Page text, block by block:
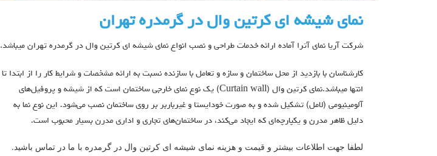
نمای شيشه ای كرتين وال در گرمدره تهران
شرکت آریا نمای آترا آماده ارائه خدمات طراحی و نصب انواع نمای شیشه ای کرتین وال در گرمدره تهران میباشد.
کارشناسان با بازدید از محل ساختمان و سازه و تعامل با سازنده نسبت به ارائه مشخصات و شرایط کار را از ابتدا تا
انتها میباشد.نمای کرتین وال (Curtain wall) یک نوع نمای خارجی ساختمان است که از شیشه و پروفیل‌های
آلومینیومی (لامل) تشکیل شده و به صورت خودایستا و غیرباربر بر روی ساختمان نصب می‌شود. این نوع نما به
دلیل ظاهر مدرن و یکپارچه‌ای که ایجاد می‌کند، در ساختمان‌های تجاری و اداری مدرن بسیار محبوب است.
لطفا جهت اطلاعات بیشتر و قیمت و هزینه نمای شیشه ای کرتین وال در گرمدره با ما در تماس باشید.